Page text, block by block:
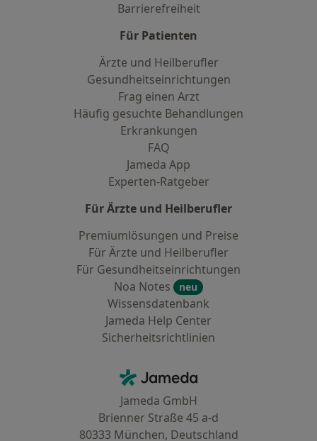
Barrierefreiheit
Für Patienten
Ärzte und Heilberufler
Gesundheitseinrichtungen
Frag einen Arzt
Häufig gesuchte Behandlungen
Erkrankungen
FAQ
Jameda App
Experten-Ratgeber
Für Ärzte und Heilberufler
Premiumlösungen und Preise
Für Ärzte und Heilberufler
Für Gesundheitseinrichtungen
Noa Notes
neu
Wissensdatenbank
Jameda Help Center
Sicherheitsrichtlinien
Jameda - Startseite
Jameda GmbH
Brienner Straße 45 a-d
80333 München, Deutschland